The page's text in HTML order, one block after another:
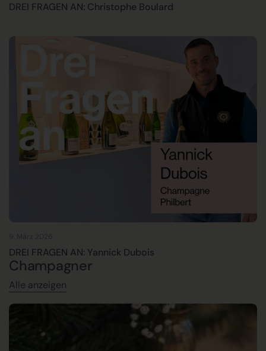
DREI FRAGEN AN: Christophe Boulard
DREI FRAGEN AN: Yannick Dubois
Champagner
Alle anzeigen